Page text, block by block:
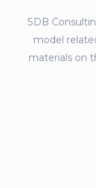
SDB
model
materials on